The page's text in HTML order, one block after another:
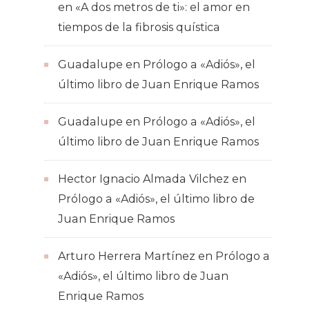
en «A dos metros de ti»: el amor en
tiempos de la fibrosis quística
Guadalupe en Prólogo a «Adiós», el
último libro de Juan Enrique Ramos
Guadalupe en Prólogo a «Adiós», el
último libro de Juan Enrique Ramos
Hector Ignacio Almada Vilchez en
Prólogo a «Adiós», el último libro de
Juan Enrique Ramos
Arturo Herrera Martínez en Prólogo a
«Adiós», el último libro de Juan
Enrique Ramos